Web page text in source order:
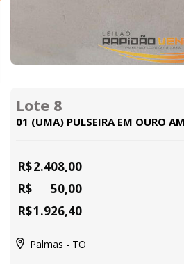
Lote 8
01 (UMA) PULSEIRA EM OURO
R$2.408,00
R$ 50,00
R$1.926,40
Palmas - TO